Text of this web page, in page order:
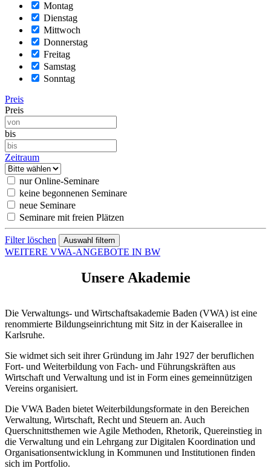
Montag
Dienstag
Mittwoch
Donnerstag
Freitag
Samstag
Sonntag
Preis
Preis
bis
Zeitraum
nur Online-Seminare
keine begonnenen Seminare
neue Seminare
Seminare mit freien Plätzen
Filter löschen
WEITERE VWA-ANGEBOTE IN BW
Unsere Akademie
Die Verwaltungs- und Wirtschaftsakademie Baden (VWA) ist eine
renommierte Bildungseinrichtung mit Sitz in der Kaiserallee in
Karlsruhe.
Sie widmet sich seit ihrer Gründung im Jahr 1927 der beruflichen
Fort- und Weiterbildung von Fach- und Führungskräften aus
Wirtschaft und Verwaltung und ist in Form eines gemeinnützigen
Vereins organisiert.
Die VWA Baden bietet Weiterbildungsformate in den Bereichen
Verwaltung, Wirtschaft, Recht und Steuern an. Auch
Querschnittsthemen wie Agile Methoden, Rhetorik, Quereinstieg in
die Verwaltung und ein Lehrgang zur Digitalen Koordination und
Organisationsentwicklung in Kommunen und Institutionen finden
sich im Portfolio.